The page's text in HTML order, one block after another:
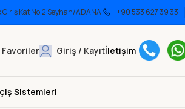
Giriş Kat No:2 Seyhan/ADANA +90 533 627 39 33
Giriş / Kayıtİletişim
Sistemleri